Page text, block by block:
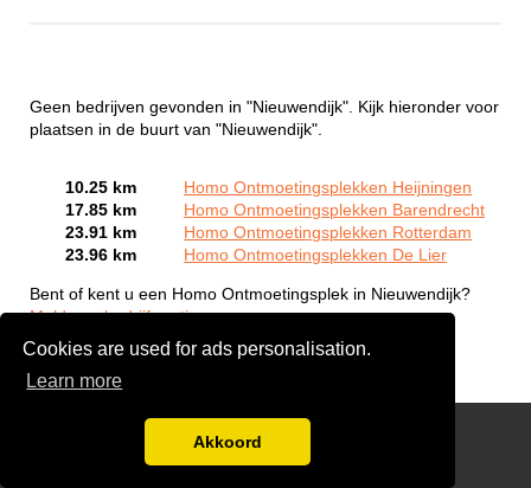
Cookies are used for ads personalisation.
Learn more
Akkoord
Geen bedrijven gevonden in "Nieuwendijk". Kijk hieronder voor
plaatsen in de buurt van "Nieuwendijk".
10.25 km
Homo Ontmoetingsplekken Heijningen
17.85 km
Homo Ontmoetingsplekken Barendrecht
23.91 km
Homo Ontmoetingsplekken Rotterdam
23.96 km
Homo Ontmoetingsplekken De Lier
Bent of kent u een Homo Ontmoetingsplek in Nieuwendijk?
Meld een bedrijf gratis aan